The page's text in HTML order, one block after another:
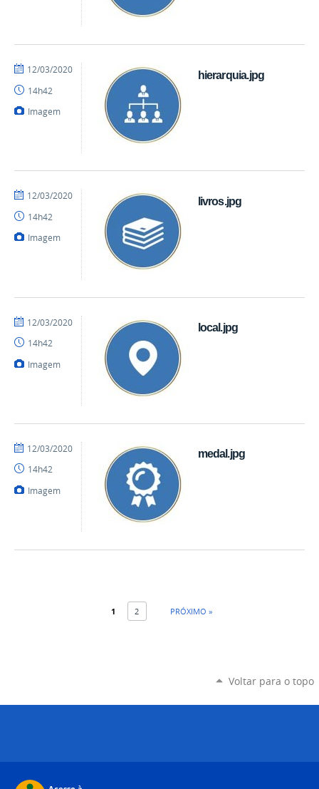
hierarquia.jpg
por
publicado
12/03/2020
14h42
Imagem
livros.jpg
por
publicado
12/03/2020
14h42
Imagem
local.jpg
por
publicado
12/03/2020
14h42
Imagem
medal.jpg
por
publicado
12/03/2020
14h42
Imagem
1 2 PRÓXIMO »
Voltar para o topo